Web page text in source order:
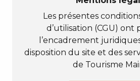
Les présentes
d’utilisation (CGU) ont
l’encadrement
disposition du site et des
de Tourisme